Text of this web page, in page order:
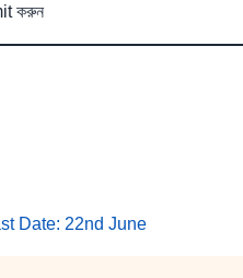
করুন
Date: 22nd June